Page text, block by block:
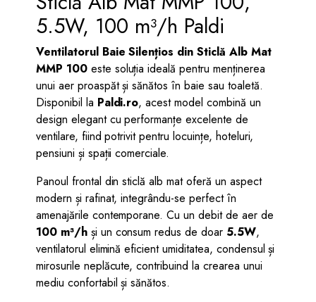
5.5W, 100 m³/h Paldi
Ventilatorul Baie Silențios din Sticlă Alb Mat
MMP 100este soluția ideală pentru menținerea
unui aer proaspăt și sănătos în baie sau toaletă.
Disponibil la Paldi.ro, acest model combină un
design elegant cu performanțe excelente de
ventilare, fiind potrivit pentru locuințe, hoteluri,
pensiuni și spații comerciale.
Panoul frontal din sticlă alb mat oferă un aspect
modern și rafinat, integrându-se perfect în
amenajările contemporane. Cu un debit de aer de
100 m³/hși un consum redus de doar 5.5W,
ventilatorul elimină eficient umiditatea, condensul și
mirosurile neplăcute, contribuind la crearea unui
mediu confortabil și sănătos.